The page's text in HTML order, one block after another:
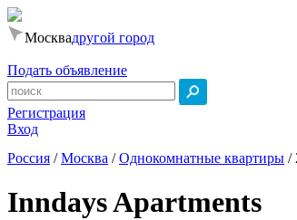
Москвадругой город
Подать объявление
Регистрация
Вход
Россия /Москва /Однокомнатные квартиры /
Inndays Apartments